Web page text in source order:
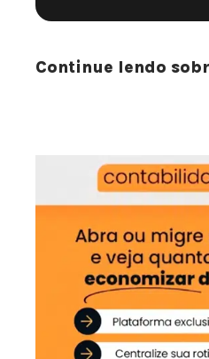
Continue lendo